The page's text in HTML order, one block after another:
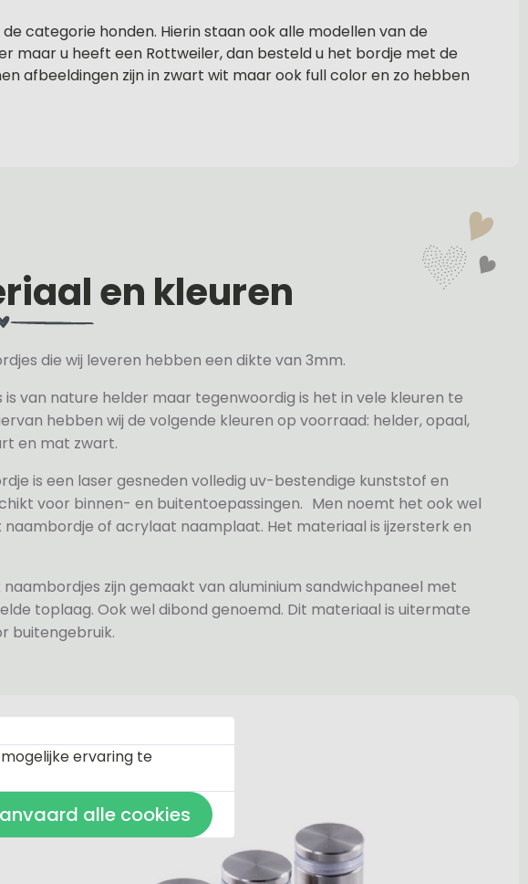
categorie honden. Hierin staan ook alle modellen van de
maar u heeft een Rottweiler, dan besteld u het bordje met de
afbeeldingen zijn in zwart wit maar ook full color en zo hebben
en kleuren
die wij leveren hebben een dikte van 3mm.
is van nature helder maar tegenwoordig is het in vele kleuren te
hebben wij de volgende kleuren op voorraad: helder, opaal,
en mat zwart.
is een laser gesneden volledig uv-bestendige kunststof en
voor binnen- en buitentoepassingen. Men noemt het ook wel
naambordje of acrylaat naamplaat. Het materiaal is ijzersterk en
naambordjes zijn gemaakt van aluminium sandwichpaneel met
toplaag. Ook wel dibond genoemd. Dit materiaal is uitermate
buitengebruik.
ervaring te
alle cookies